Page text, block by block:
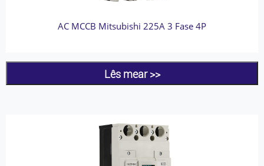
AC MCCB Mitsubishi 225A 3 Fase 4P
Lês mear >>